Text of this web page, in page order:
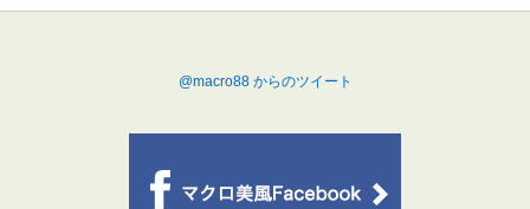
@macro88 からのツイート